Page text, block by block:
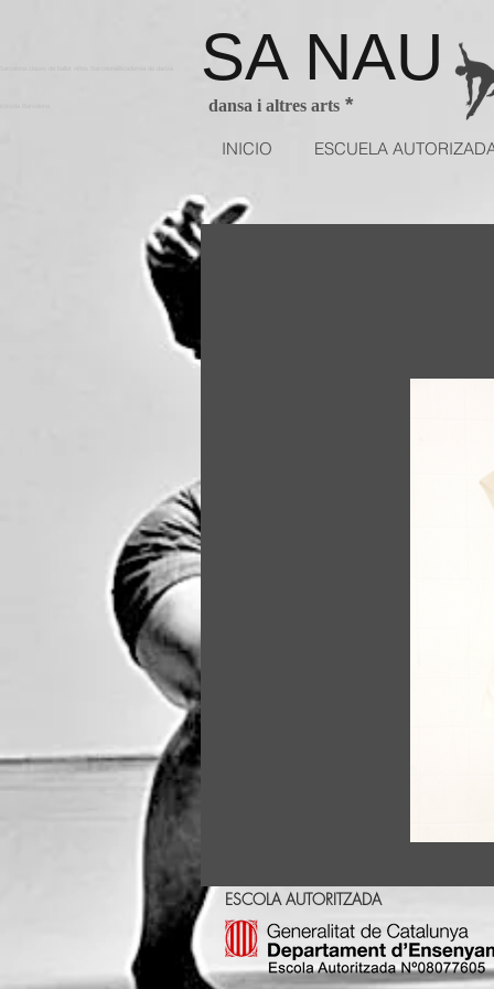
SA NAU
dansa i altres arts *
INICIO ESCUELA
ESCOLA AUTORITZADA